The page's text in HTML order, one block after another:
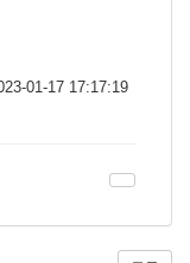
01-17 17:17:19